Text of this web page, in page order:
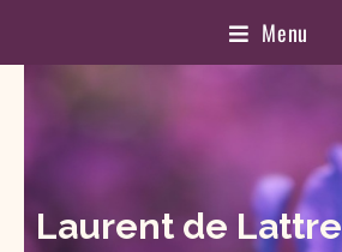
Menu
Laurent de Lattre